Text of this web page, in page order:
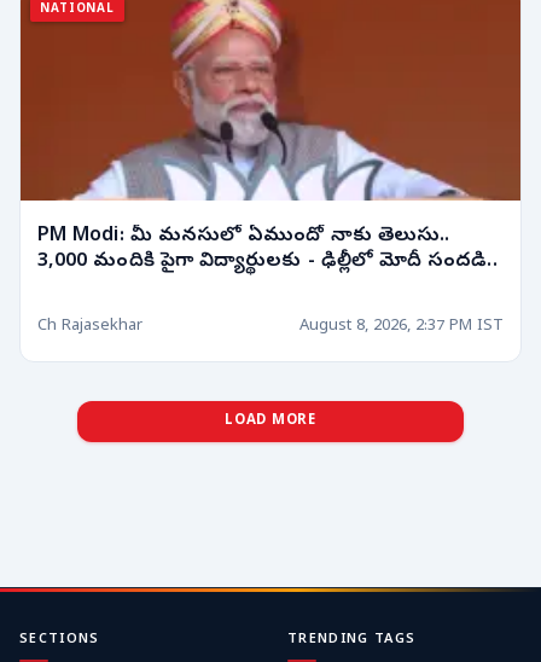
NATIONAL
PM Modi: మీ మనసులో ఏముందో నాకు తెలుసు..
3,000 మందికి పైగా విద్యార్థులకు - ఢిల్లీలో మోదీ సందడి..
Ch Rajasekhar August 8, 2026, 2:37 PM IST
LOAD MORE
SECTIONS TRENDING TAGS